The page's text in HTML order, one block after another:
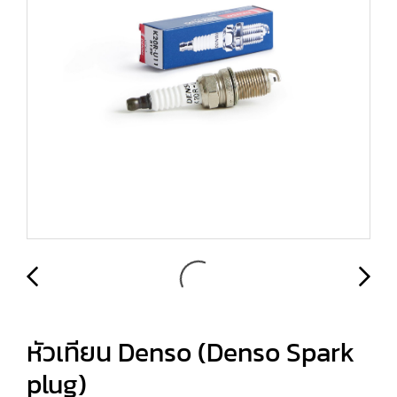
หัวเทียน Denso (Denso Spark
plug)